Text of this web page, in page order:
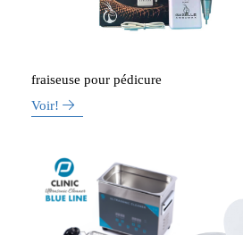
fraiseuse pour pédicure
Voir!